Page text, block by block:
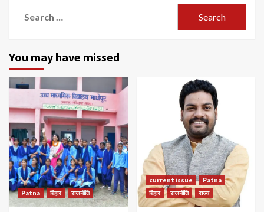
You may have missed
Patna बिहार राजनीति
current issue
Patna
बिहार
राजनीति राज्य